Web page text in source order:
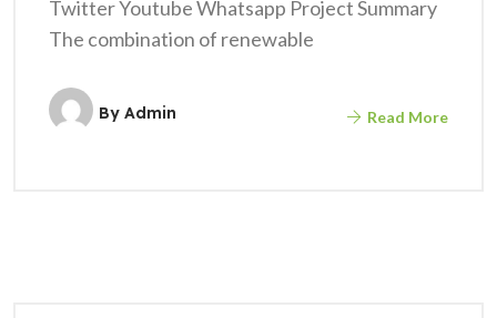
Twitter Youtube Whatsapp Project Summary
The combination of renewable
By Admin Read More